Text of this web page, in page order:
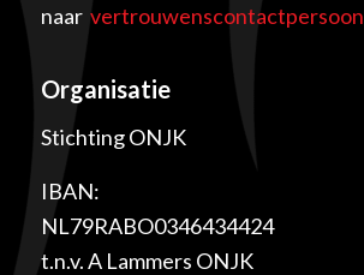
naar vertrouwenscontactpersoon
Organisatie
Stichting ONJK
IBAN:
NL79RABO0346434424
t.n.v. A Lammers ONJK